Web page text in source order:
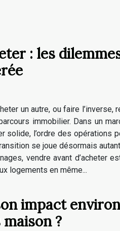
: les
un autre, ou faire
immobilier. Dans un
l’ordre des opérations
se joue désormais
vendre avant d’acheter
logements en même...
impact
?